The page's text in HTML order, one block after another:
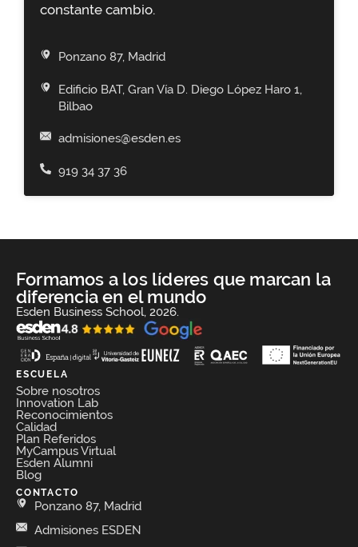
constante cambio.
Ponzano 87, Madrid
Edificio BAT, Gran Vía D. Diego López Haro 1,
Bilbao
admisiones@esden.es
919 34 37 36
Formamos a los líderes que marcan la
diferencia en el mundo
Esden Business School, 2026.
ESCUELA
Sobre nosotros
Innovation Lab
Reconocimientos
Calidad
Plan Referidos
MyCampus Virtual
Esden Alumni
Blog
CONTACTO
Ponzano 87, Madrid
Admisiones ESDEN